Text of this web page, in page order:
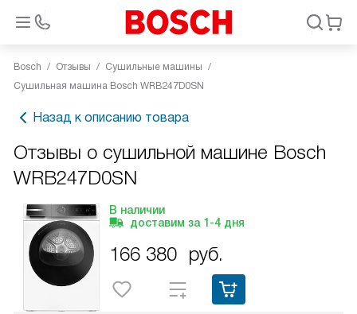
Bosch Отзывы
Сушильные машины
Сушильная машина Bosch WRB247D0SN
Назад к описанию товара
Отзывы о сушильной машине Bosch
WRB247D0SN
В наличии
доставим за 1-4 дня
166 380 руб.